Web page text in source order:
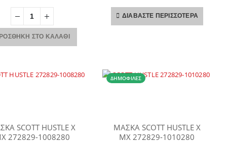
ΣΤΟ ΚΑΛΆΘΙ
ΔΙΑΒΆΣΤΕ ΠΕΡΙΣΣΌΤΕΡΑ
SCOTT HUSTLE X
272829-1008280
ΔΗΜΟΦΙΛΈΣ
ΜΑΣΚΑ SCOTT HUSTLE X
MX 272829-1010280